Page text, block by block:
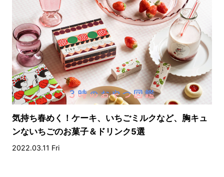
気持ち春めく！ケーキ、いちごミルクなど、胸キュ
ンないちごのお菓子＆ドリンク5選
2022.03.11 Fri